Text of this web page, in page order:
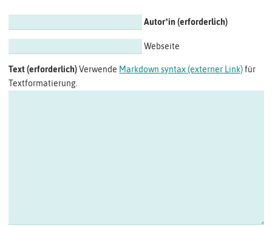
Autor*in
Webseite
Text Verwende Markdown syntax (externer Link)für
Textformatierung.